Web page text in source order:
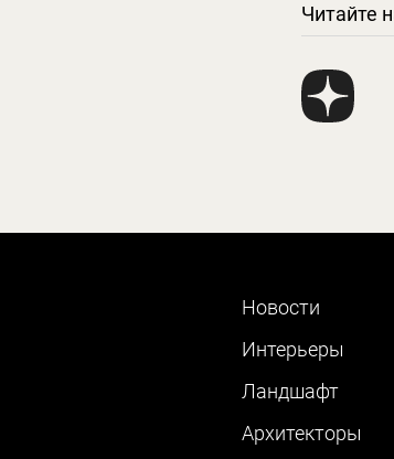
Читайте
Новости
Интерьеры
Ландшафт
Архитекторы